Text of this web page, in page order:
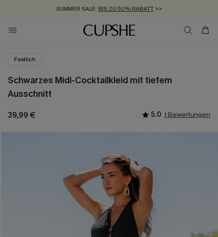
SUMMER SALE: BIS ZU 50% RABATT >>
ZUM NEWSLETTER:BIS ZU -20% EXTRA ERHALTEN
KOSTENLOSER VERSAND AB 89 €
Festlich
Schwarzes Midi-Cocktailkleid mit tiefem
Ausschnitt
39,99 € 5.0 1 Bewertungen